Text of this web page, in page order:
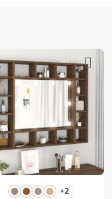
+2